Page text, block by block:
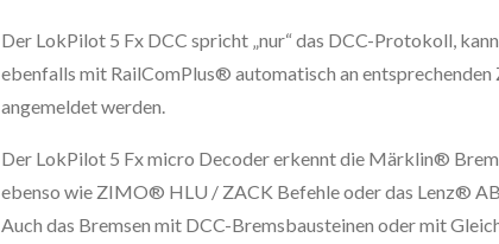
Der LokPilot 5 Fx DCC spricht „nur“ das DCC-Protokoll,
ebenfalls mit RailComPlus® automatisch an entsprechenden
angemeldet werden.
Der LokPilot 5 Fx micro Decoder erkennt die Märklin®
ebenso wie ZIMO® HLU / ZACK Befehle oder das Lenz®
Auch das Bremsen mit DCC-Bremsbausteinen oder mit